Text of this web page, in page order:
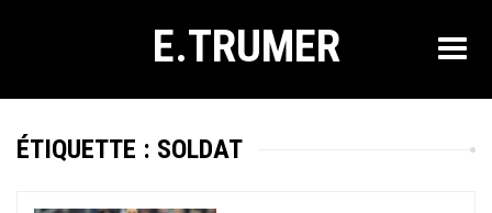
E.TRUMER
ÉTIQUETTE : SOLDAT